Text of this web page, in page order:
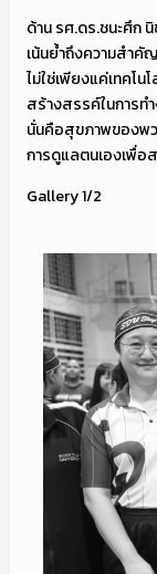
ด้าน รศ.ดร.ชนะศึก
เน้นย้ำถึงความสำ
ไม่ใช่เพียงแค่เทคโ
สร้างสรรค์ในการท
นั่นคือสุขภาพของพว
การดูแลตนเองเพื่อ
Gallery 1/2